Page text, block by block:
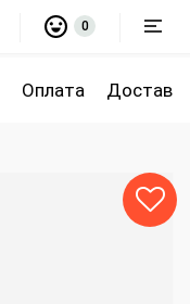
0
Оплата